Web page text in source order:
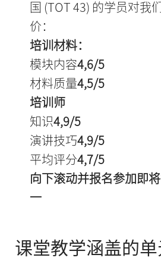
国 (TOT 43) 的学员对我
价：
培训材料：
模块内容4,6/5
材料质量4,5/5
培训师
知识4,9/5
演讲技巧4,9/5
平均评分4,7/5
向下滚动并报名参加即
一
课堂教学涵盖的